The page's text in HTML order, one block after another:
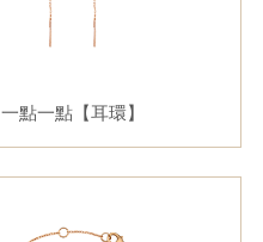
一點一點【耳環】